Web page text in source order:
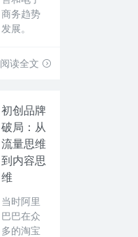
商务趋势
发展。
阅读全文
初创品牌
破局：从
流量思维
到内容思
维
当时阿里
巴巴在众
多的淘宝